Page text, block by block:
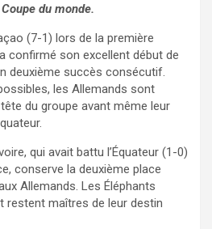
du monde.
(7-1) lors de la première
confirmé son excellent début de
deuxième succès consécutif.
les Allemands sont
du groupe avant même leur
qui avait battu l’Équateur (1-0)
conserve la deuxième place
Allemands. Les Éléphants
maîtres de leur destin